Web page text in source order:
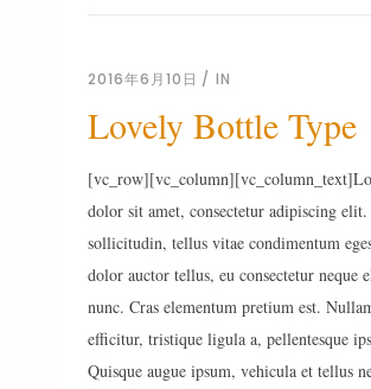
2016年6月10日 IN
Lovely Bottle Type
dolor sit amet, consectetur adipiscing elit.
sollicitudin, tellus vitae condimentum
dolor auctor tellus, eu consectetur neque
nunc. Cras elementum pretium est.
efficitur, tristique ligula a, pellentesque
Quisque augue ipsum, vehicula et tellus